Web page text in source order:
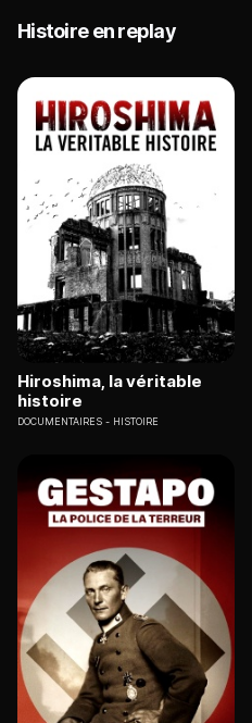
Histoire en replay
Hiroshima, la véritable
histoire
DOCUMENTAIRES HISTOIRE